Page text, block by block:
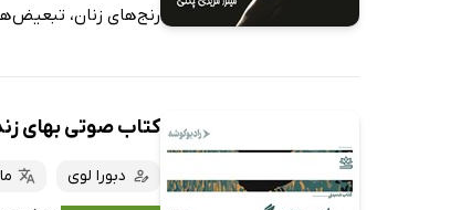
رنج‌های زنان،
کتاب صوتی بهای
دبورا لوی